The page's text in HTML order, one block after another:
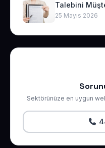
Talebini
25 Mayıs 2026
Sektörünüze en uygun